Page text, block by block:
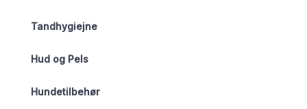
Tandhygiejne
Hud og Pels
Hundetilbehør